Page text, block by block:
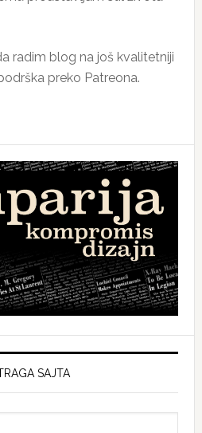
radim blog na još kvalitetniji
preko Patreona.
SAJTA